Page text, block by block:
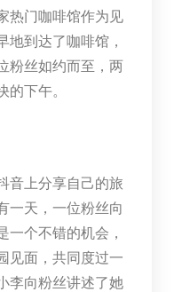
热门咖啡馆作为见
地到达了咖啡馆，
粉丝如约而至，两
的下午。
音上分享自己的旅
一天，一位粉丝向
一个不错的机会，
见面，共同度过一
李向粉丝讲述了她